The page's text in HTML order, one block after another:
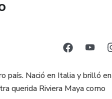
país. Nació en Italia y brilló en
querida Riviera Maya como